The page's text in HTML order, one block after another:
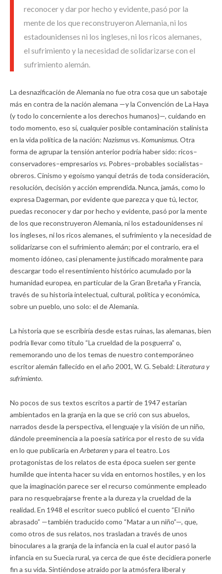
reconocer y dar por hecho y evidente, pasó por la
mente de los que reconstruyeron Alemania, ni los
estadounidenses ni los ingleses, ni los ricos alemanes,
el sufrimiento y la necesidad de solidarizarse con el
sufrimiento alemán.
La desnazificación de Alemania no fue otra cosa que un sabotaje
más en contra de la nación alemana —y la Convención de La Haya
(y todo lo concerniente a los derechos humanos)—, cuidando en
todo momento, eso sí, cualquier posible contaminación stalinista
en la vida política de la nación: Nazismusvs. Komunismus. Otra
forma de agrupar la tensión anterior podría haber sido: ricos–
conservadores–empresarios vs. Pobres–probables socialistas–
obreros. Cinismo y egoísmo yanqui detrás de toda consideración,
resolución, decisión y acción emprendida. Nunca, jamás, como lo
expresa Dagerman, por evidente que parezca y que tú, lector,
puedas reconocer y dar por hecho y evidente, pasó por la mente
de los que reconstruyeron Alemania, ni los estadounidenses ni
los ingleses, ni los ricos alemanes, el sufrimiento y la necesidad de
solidarizarse con el sufrimiento alemán; por el contrario, era el
momento idóneo, casi plenamente justificado moralmente para
descargar todo el resentimiento histórico acumulado por la
humanidad europea, en particular de la Gran Bretaña y Francia,
través de su historia intelectual, cultural, política y económica,
sobre un pueblo, uno solo: el de Alemania.
La historia que se escribiría desde estas ruinas, las alemanas, bien
podría llevar como título “La crueldad de la posguerra” o,
rememorando uno de los temas de nuestro contemporáneo
escritor alemán fallecido en el año 2001, W. G. Sebald: Literatura y
sufrimiento.
No pocos de sus textos escritos a partir de 1947 estarían
ambientados en la granja en la que se crió con sus abuelos,
narrados desde la perspectiva, el lenguaje y la visión de un niño,
dándole preeminencia a la poesía satírica por el resto de su vida
en lo que publicaría en Arbetareny para el teatro. Los
protagonistas de los relatos de esta época suelen ser gente
humilde que intenta hacer su vida en entornos hostiles, y en los
que la imaginación parece ser el recurso comúnmente empleado
para no resquebrajarse frente a la dureza y la crueldad de la
realidad. En 1948 el escritor sueco publicó el cuento “El niño
abrasado” —también traducido como “Matar a un niño”—, que,
como otros de sus relatos, nos trasladan a través de unos
binoculares a la granja de la infancia en la cual el autor pasó la
infancia en su Suecia rural, ya cerca de que éste decidiera ponerle
fin a su vida. Sintiéndose atraído por la atmósfera liberal y